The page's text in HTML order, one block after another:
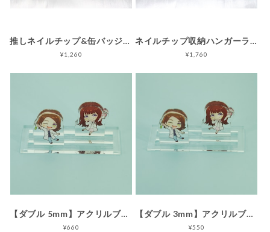
推しネイルチップ&缶バッジスタンド
¥1,260
ネイルチップ収納ハンガーラック
¥1,760
【ダブル 5mm】アクリルブロックスタンド しっかりタイプ
¥660
【ダブル 3mm】アクリルブロックスタンド すっきりタイプ
¥550